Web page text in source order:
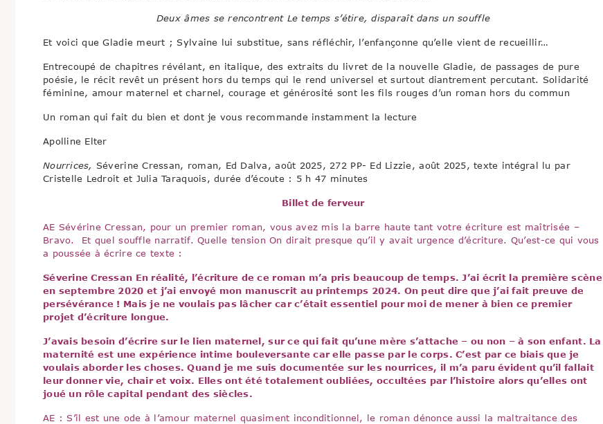
Deux âmes se rencontrent Le temps s’étire, disparaît dans un souffle
Et voici que Gladie meurt ; Sylvaine lui substitue, sans réfléchir, l’enfançonne qu’elle vient de recueillir…
Entrecoupé de chapitres révélant, en italique, des extraits du livret de la nouvelle Gladie, de passages de pure
poésie, le récit revêt un présent hors du temps qui le rend universel et surtout diantrement percutant. Solidarité
féminine, amour maternel et charnel, courage et générosité sont les fils rouges d’un roman hors du commun
Un roman qui fait du bien et dont je vous recommande instamment la lecture
Apolline Elter
Nourrices, Séverine Cressan, roman, Ed Dalva, août 2025, 272 PP- Ed Lizzie, août 2025, texte intégral lu par
Cristelle Ledroit et Julia Taraquois, durée d’écoute : 5 h 47 minutes
Billet de ferveur
AE Sévérine Cressan, pour un premier roman, vous avez mis la barre haute tant votre écriture est maîtrisée –
Bravo. Et quel souffle narratif. Quelle tension On dirait presque qu’il y avait urgence d’écriture. Qu’est-ce qui vous
a poussée à écrire ce texte :
Séverine Cressan En réalité, l’écriture de ce roman m’a pris beaucoup de temps. J’ai écrit la première scène
en septembre 2020 et j’ai envoyé mon manuscrit au printemps 2024. On peut dire que j’ai fait preuve de
persévérance ! Mais je ne voulais pas lâcher car c’était essentiel pour moi de mener à bien ce premier
projet d’écriture longue.
J’avais besoin d’écrire sur le lien maternel, sur ce qui fait qu’une mère s’attache – ou non – à son enfant. La
maternité est une expérience intime bouleversante car elle passe par le corps. C’est par ce biais que je
voulais aborder les choses. Quand je me suis documentée sur les nourrices, il m’a paru évident qu’il fallait
leur donner vie, chair et voix. Elles ont été totalement oubliées, occultées par l’histoire alors qu’elles ont
joué un rôle capital pendant des siècles.
AE : S’il est une ode à l’amour maternel quasiment inconditionnel, le roman dénonce aussi la maltraitance des